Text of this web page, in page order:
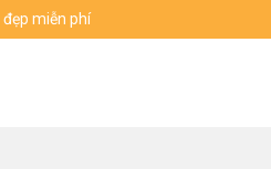
miễn phí